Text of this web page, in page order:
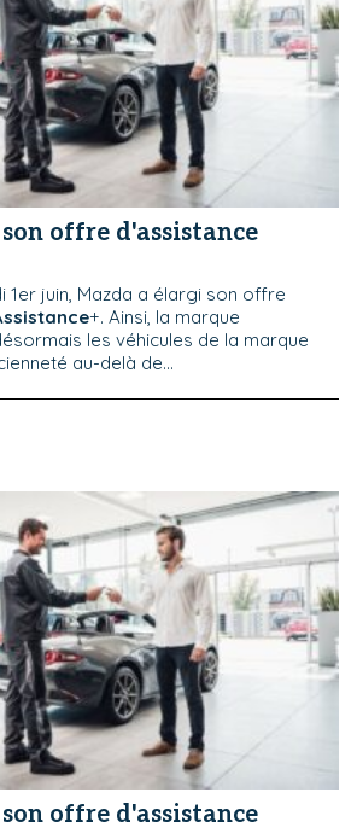
offre d'assistance
1er juin, Mazda a élargi son offre
+. Ainsi, la marque
les véhicules de la marque
au-delà de...
offre d'assistance